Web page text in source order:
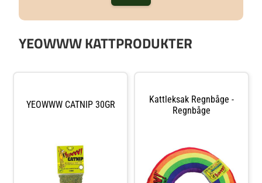
YEOWWW KATTPRODUKTER
YEOWWW CATNIP 30GR
Kattleksak Regnbåge -
Regnbåge